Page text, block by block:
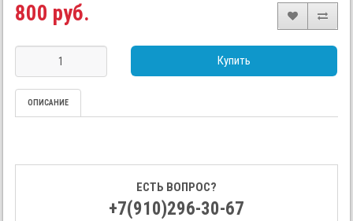
800 руб.
Купить
ОПИСАНИЕ
ЕСТЬ ВОПРОС?
+7(910)296-30-67